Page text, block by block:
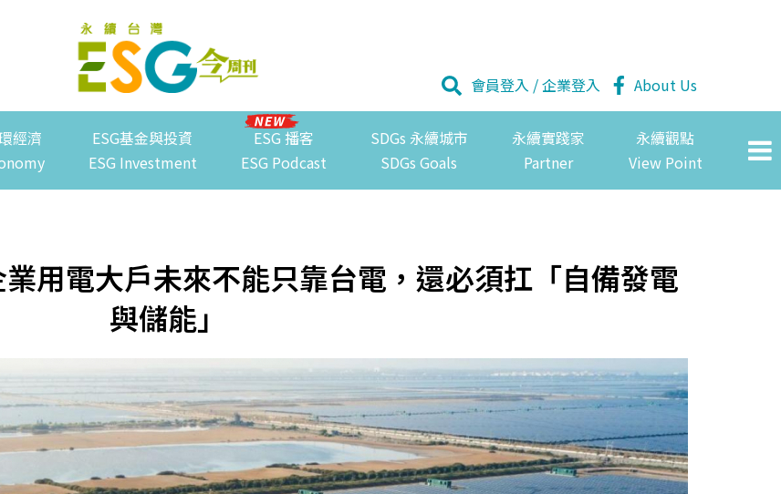
會員登入 /企業登入 About Us
經濟
ESG基金與投資
ESG Investment
ESG 播客
ESG Podcast
SDGs 永續城市
SDGs Goals
永續實踐家
Partner
永續觀點
View Point
用電大戶未來不能只靠台電，還必須扛「自備發電
與儲能」